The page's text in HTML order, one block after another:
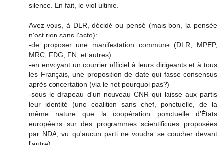
silence. En fait, le viol ultime.
Avez-vous, à DLR, décidé ou pensé (mais bon, la pensée
n'est rien sans l'acte):
-de proposer une manifestation commune (DLR, MPEP,
MRC, FDG, FN, et autres)
-en envoyant un courrier officiel à leurs dirigeants et à tous
les Français, une proposition de date qui fasse consensus
après concertation (via le net pourquoi pas?)
-sous le drapeau d'un nouveau CNR qui laisse aux partis
leur identité (une coalition sans chef, ponctuelle, de la
même nature que la coopération ponctuelle d’États
européens sur des programmes scientifiques proposées
par NDA, vu qu'aucun parti ne voudra se coucher devant
l'autre)